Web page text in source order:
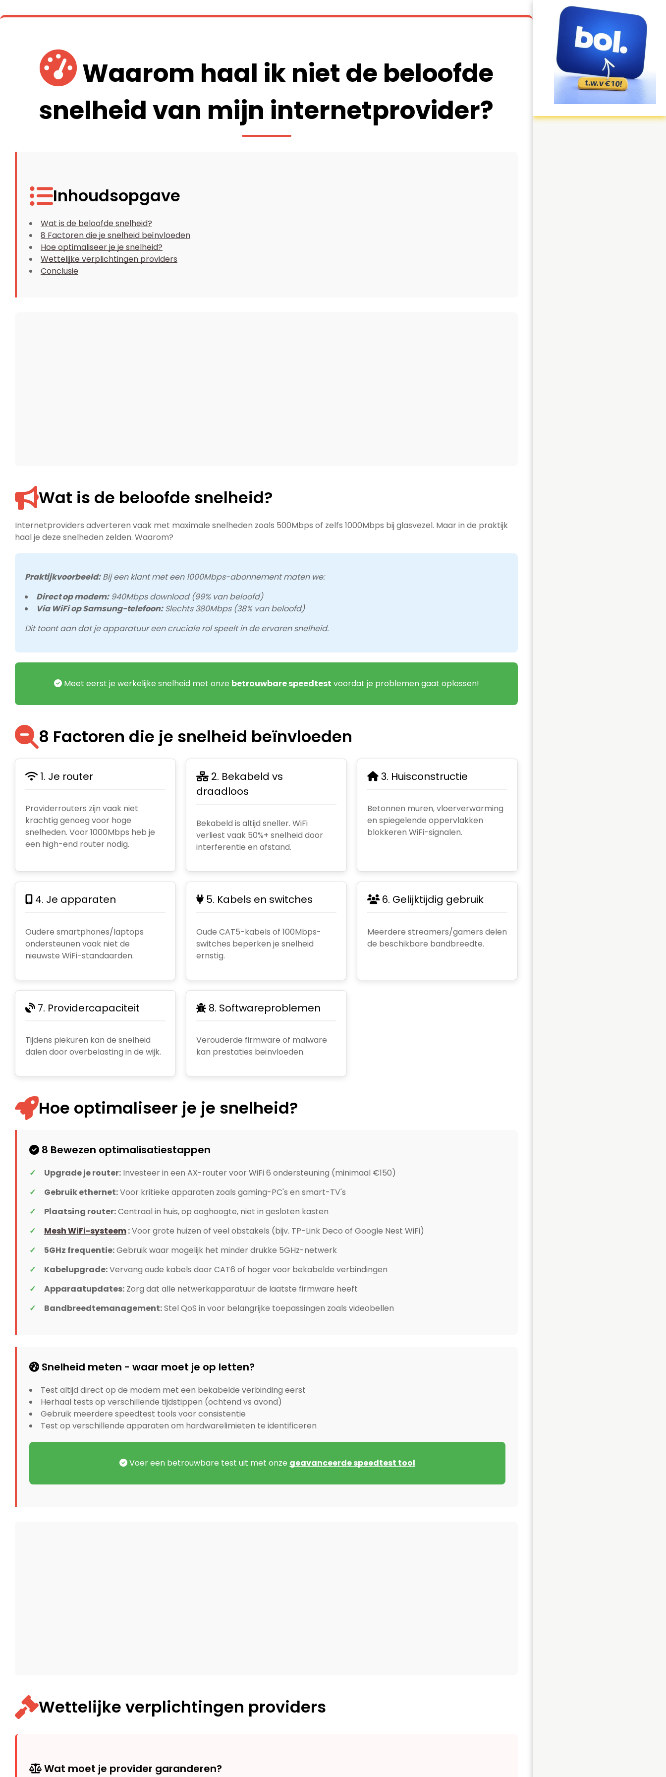
Waarom haal ik niet de beloofde
snelheid van mijn internetprovider?
Inhoudsopgave
Wat is de beloofde snelheid?
8 Factoren die je snelheid beïnvloeden
Hoe optimaliseer je je snelheid?
Wettelijke verplichtingen providers
Conclusie
Wat is de beloofde snelheid?
Internetproviders adverteren vaak met maximale snelheden zoals 500Mbps of zelfs 1000Mbps bij glasvezel. Maar in de praktijk
haal je deze snelheden zelden. Waarom?
Praktijkvoorbeeld:Bij een klant met een 1000Mbps-abonnement maten we:
Direct op modem:940Mbps download (99% van beloofd)
Via WiFi op Samsung-telefoon:Slechts 380Mbps (38% van beloofd)
Dit toont aan dat je apparatuur een cruciale rol speelt in de ervaren snelheid.
Meet eerst je werkelijke snelheid met onze betrouwbare speedtest voordat je problemen gaat oplossen!
8 Factoren die je snelheid beïnvloeden
1. Je router
Providerrouters zijn vaak niet
krachtig genoeg voor hoge
snelheden. Voor 1000Mbps heb je
een high-end router nodig.
2. Bekabeld vs
draadloos
Bekabeld is altijd sneller. WiFi
verliest vaak 50%+ snelheid door
interferentie en afstand.
3. Huisconstructie
Betonnen muren, vloerverwarming
en spiegelende oppervlakken
blokkeren WiFi-signalen.
4. Je apparaten
Oudere smartphones/laptops
ondersteunen vaak niet de
nieuwste WiFi-standaarden.
5. Kabels en switches
Oude CAT5-kabels of 100Mbps-
switches beperken je snelheid
ernstig.
6. Gelijktijdig gebruik
Meerdere streamers/gamers delen
de beschikbare bandbreedte.
7. Providercapaciteit
Tijdens piekuren kan de snelheid
dalen door overbelasting in de wijk.
8. Softwareproblemen
Verouderde firmware of malware
kan prestaties beïnvloeden.
Hoe optimaliseer je je snelheid?
8 Bewezen optimalisatiestappen
Upgrade je router: Investeer in een AX-router voor WiFi 6 ondersteuning (minimaal €150)
Gebruik ethernet:Voor kritieke apparaten zoals gaming-PC's en smart-TV's
Plaatsing router:Centraal in huis, op ooghoogte, niet in gesloten kasten
Mesh WiFi-systeem:Voor grote huizen of veel obstakels (bijv. TP-Link Deco of Google Nest WiFi)
5GHz frequentie:Gebruik waar mogelijk het minder drukke 5GHz-netwerk
Kabelupgrade:Vervang oude kabels door CAT6 of hoger voor bekabelde verbindingen
Apparaatupdates: Zorg dat alle netwerkapparatuur de laatste firmware heeft
Bandbreedtemanagement:Stel QoS in voor belangrijke toepassingen zoals videobellen
Snelheid meten - waar moet je op letten?
Test altijd direct op de modem met een bekabelde verbinding eerst
Herhaal tests op verschillende tijdstippen (ochtend vs avond)
Gebruik meerdere speedtest tools voor consistentie
Test op verschillende apparaten om hardwarelimieten te identificeren
Voer een betrouwbare test uit met onze geavanceerde speedtest tool
Wettelijke verplichtingen providers
Wat moet je provider garanderen?